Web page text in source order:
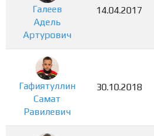
Галеев
Адель
Артурович
14.04.2017
Гафиятуллин
Самат
Равилевич
30.10.2018